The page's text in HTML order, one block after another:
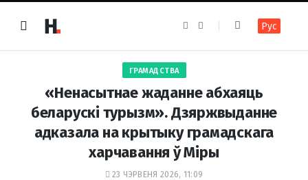
e
k
t
m
Рус
ГРАМАДСТВА
«Ненасытнае жаданне абхаяць
беларускі турызм». Дзяржвыданне
адказала на крытыку грамадскага
харчавання ў Міры
23 ЧЭРВЕНЯ 2026, 11:09